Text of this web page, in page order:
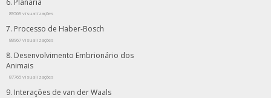
Planária
89569 visualizações
Processo de Haber-Bosch
88967 visualizações
Desenvolvimento Embrionário dos
Animais
87765 visualizações
Interações de van der Waals